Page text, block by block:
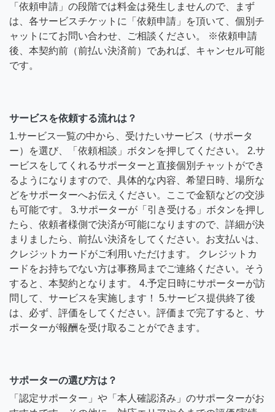
「依頼申請」の段階では料金は発生しませんので、まず
は、各サービスチケットに「依頼申請」を頂いて、個別チ
ャットにてお問い合わせ、ご相談ください。 ※依頼申請
後、本契約前（前払い決済前）であれば、キャンセル可能
です。
サービスを依頼する流れは？
1.サービス一覧の中から、受けたいサービス（サポータ
ー）を選び、「依頼相談」ボタンを押してください。 2.サ
ービスをしてくれるサポーターと直接個別チャットができ
るようになりますので、具体的な内容、希望日時、場所な
どをサポーターへお伝えください。ここで金額などの交渉
も可能です。 3.サポーターが「引き受ける」ボタンを押し
たら、依頼者様側で決済が可能になりますので、詳細が決
まりましたら、前払い決済をしてください。お支払いは、
クレジットカードがご利用いただけます。 クレジットカ
ードをお持ちでない方は事務局までご連絡ください。そう
すると、本契約となります。 4.予定日時にサポーターが訪
問して、サービスを実施します！ 5.サービス提供終了後
は、必ず、評価をしてください。評価まで完了すると、サ
ポーターが報酬を受け取ることができます。
サポーターの選び方は？
「認定サポーター」や「本人確認済み」のサポーターがお